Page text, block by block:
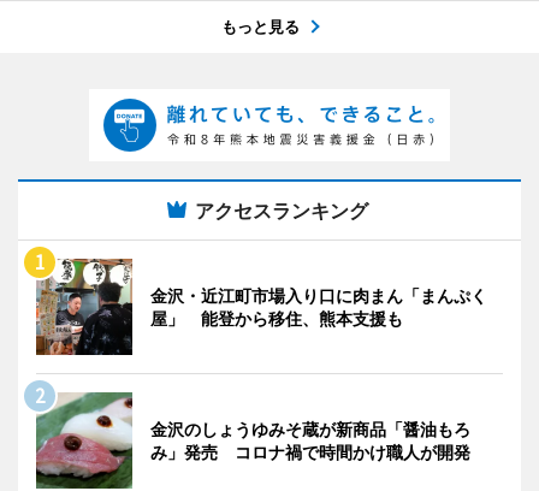
もっと見る
アクセスランキング
金沢・近江町市場入り口に肉まん「まんぷく
屋」 能登から移住、熊本支援も
金沢のしょうゆみそ蔵が新商品「醤油もろ
み」発売 コロナ禍で時間かけ職人が開発